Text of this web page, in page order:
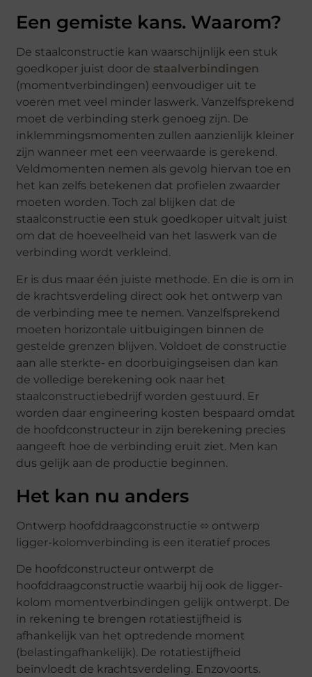
Een gemiste kans. Waarom?
De staalconstructie kan waarschijnlijk een stuk
goedkoper juist door de staalverbindingen
(momentverbindingen) eenvoudiger uit te
voeren met veel minder laswerk. Vanzelfsprekend
moet de verbinding sterk genoeg zijn. De
inklemmingsmomenten zullen aanzienlijk kleiner
zijn wanneer met een veerwaarde is gerekend.
Veldmomenten nemen als gevolg hiervan toe en
het kan zelfs betekenen dat profielen zwaarder
moeten worden. Toch zal blijken dat de
staalconstructie een stuk goedkoper uitvalt juist
om dat de hoeveelheid van het laswerk van de
verbinding wordt verkleind.
Er is dus maar één juiste methode. En die is om in
de krachtsverdeling direct ook het ontwerp van
de verbinding mee te nemen. Vanzelfsprekend
moeten horizontale uitbuigingen binnen de
gestelde grenzen blijven. Voldoet de constructie
aan alle sterkte- en doorbuigingseisen dan kan
de volledige berekening ook naar het
staalconstructiebedrijf worden gestuurd. Er
worden daar engineering kosten bespaard omdat
de hoofdconstructeur in zijn berekening precies
aangeeft hoe de verbinding eruit ziet. Men kan
dus gelijk aan de productie beginnen.
Het kan nu anders
Ontwerp hoofddraagconstructie ⬄ ontwerp
ligger-kolomverbinding is een iteratief proces
De hoofdconstructeur ontwerpt de
hoofddraagconstructie waarbij hij ook de ligger-
kolom momentverbindingen gelijk ontwerpt. De
in rekening te brengen rotatiestijfheid is
afhankelijk van het optredende moment
(belastingafhankelijk). De rotatiestijfheid
beïnvloedt de krachtsverdeling. Enzovoorts.